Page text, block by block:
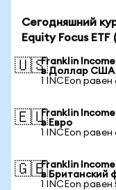
Сегодняшний
Equity Focus
🇺🇸Franklin
в Доллар США
1 INCEon равен
🇪🇺Franklin
в Евро
1 INCEon
🇬🇧Franklin
в Британский
1 INCEon равен